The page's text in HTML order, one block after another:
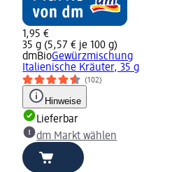
1,95 €
35 g (5,57 € je 100 g)
dmBioGewürzmischung
Italienische Kräuter, 35 g
(102)
Hinweise
Lieferbar
dm Markt wählen